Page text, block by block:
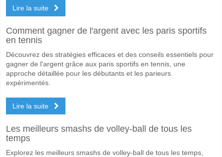
Lire la suite
Comment gagner de l'argent avec les paris sportifs
en tennis
Découvrez des stratégies efficaces et des conseils essentiels pour
gagner de l'argent grâce aux paris sportifs en tennis, une
approche détaillée pour les débutants et les parieurs
expérimentés.
Lire la suite
Les meilleurs smashs de volley-ball de tous les
temps
Explorez les meilleurs smashs de volley-ball de tous les temps,